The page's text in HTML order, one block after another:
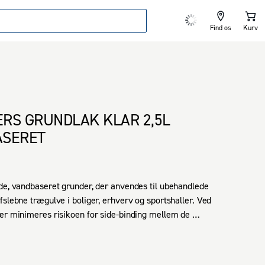
Find os Kurv
GRUNDLAK KLAR 2,5L
vandbaseret grunder, der anvendes til ubehandlede
trægulve i boliger, erhverv og sportshaller. Ved
minimeres risikoen for side-binding mellem de
Beskyttende overlakering med en af Junckers'